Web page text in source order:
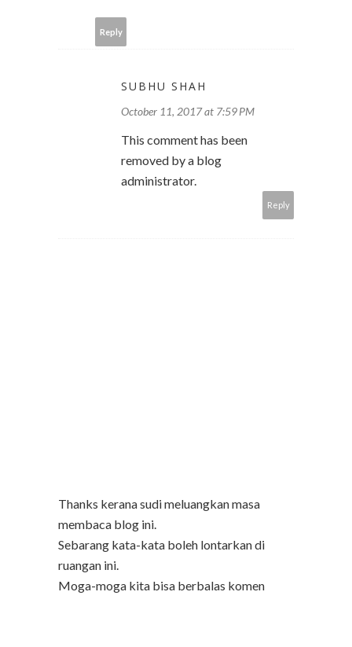
Reply
SUBHU SHAH
October 11, 2017 at 7:59 PM
This comment has been
removed by a blog
administrator.
Reply
Thanks kerana sudi meluangkan masa
membaca blog ini.
Sebarang kata-kata boleh lontarkan di
ruangan ini.
Moga-moga kita bisa berbalas komen